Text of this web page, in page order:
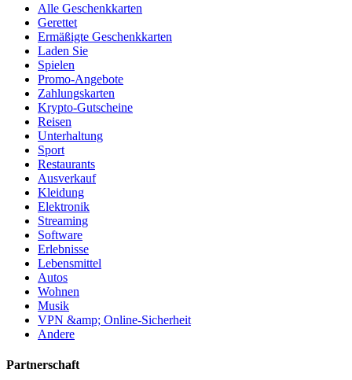
Alle Geschenkkarten
Gerettet
Ermäßigte Geschenkkarten
Laden Sie
Spielen
Promo-Angebote
Zahlungskarten
Krypto-Gutscheine
Reisen
Unterhaltung
Sport
Restaurants
Ausverkauf
Kleidung
Elektronik
Streaming
Software
Erlebnisse
Lebensmittel
Autos
Wohnen
Musik
VPN &amp; Online-Sicherheit
Andere
Partnerschaft